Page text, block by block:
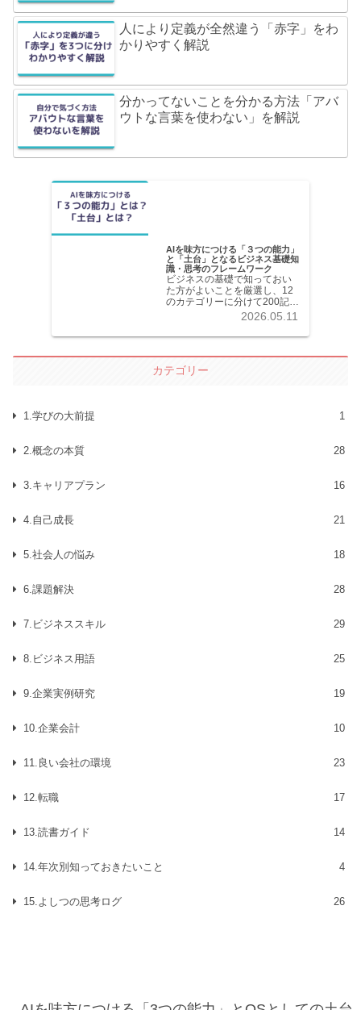
人により定義が全然違う「赤字」をわ
かりやすく解説
分かってないことを分かる方法「アバ
ウトな言葉を使わない」を解説
AIを味方につける「３つの能力」
と「土台」となるビジネス基礎知
識・思考のフレームワーク
ビジネスの基礎で知っておい
た方がよいことを厳選し、12
のカテゴリーに分けて200記事
以上を掲載しています。各記
ます。
2026.05.11
カテゴリー
1.学びの大前提 1
2.概念の本質 28
3.キャリアプラン 16
4.自己成長 21
5.社会人の悩み 18
6.課題解決 28
7.ビジネススキル 29
8.ビジネス用語 25
9.企業実例研究 19
10.企業会計 10
11.良い会社の環境 23
12.転職 17
13.読書ガイド 14
14.年次別知っておきたいこと 4
15.よしつの思考ログ 26